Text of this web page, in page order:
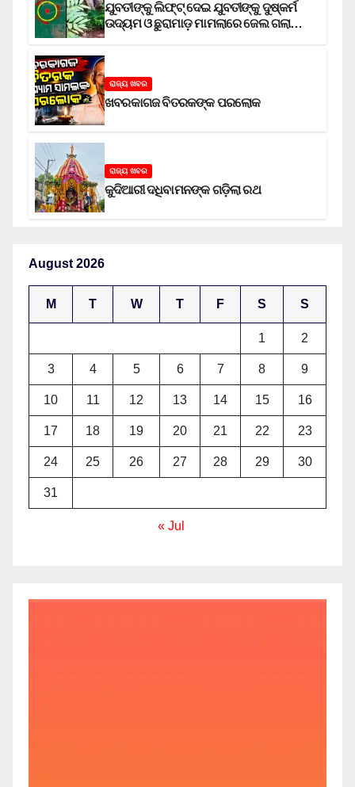
ଯୁବତୀଙ୍କୁ ଲିଫ୍‌ଟ୍‌ ଦେଇ ଯୁବତୀଙ୍କୁ ଦୁଷ୍କର୍ମ
ଉଦ୍ୟମ ଓ ଛୁରାମାଡ଼ ମାମଲାରେ ଜେଲ ଗଲା
ରାଜ୍ୟ ଖବର
ଖବରକାଗଜ ବିତରକଙ୍କ ପରଲୋକ
ରାଜ୍ୟ ଖବର
କୁଦିଆରୀ ଦଧିବାମନଙ୍କ ଗଡ଼ିଲା ରଥ
August 2026
M T W T F S S
1 2
3 4 5 6 7 8 9
10 11 12 13 14 15 16
17 18 19 20 21 22 23
24 25 26 27 28 29 30
31
« Jul